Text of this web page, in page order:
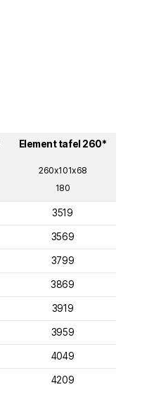
Element tafel 260*
260x101x68
180
3519
3569
3799
3869
3919
3959
4049
4209